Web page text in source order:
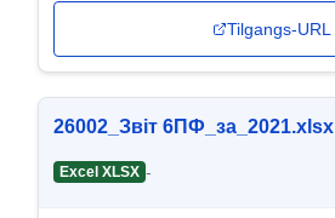
Tilgangs-URL
26002_Звіт 6ПФ_за_2021.xlsx
Excel XLSX -